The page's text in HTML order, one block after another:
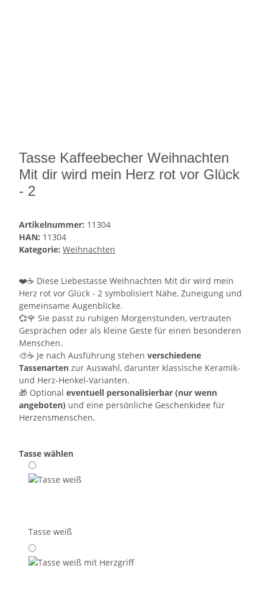
Tasse Kaffeebecher Weihnachten
Mit dir wird mein Herz rot vor Glück
- 2
Artikelnummer: 11304
HAN: 11304
Kategorie: Weihnachten
❤️☕ Diese Liebestasse Weihnachten Mit dir wird mein
Herz rot vor Glück - 2 symbolisiert Nähe, Zuneigung und
gemeinsame Augenblicke.
💞🌹 Sie passt zu ruhigen Morgenstunden, vertrauten
Gesprächen oder als kleine Geste für einen besonderen
Menschen.
🎨☕ Je nach Ausführung stehen verschiedene
Tassenarten zur Auswahl, darunter klassische Keramik-
und Herz-Henkel-Varianten.
🎁 Optional eventuell personalisierbar (nur wenn
angeboten) und eine persönliche Geschenkidee für
Herzensmenschen.
Tasse wählen
Tasse weiß